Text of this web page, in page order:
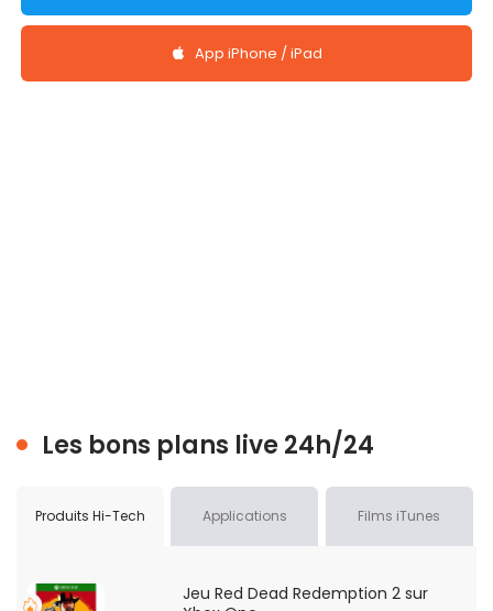
App iPhone / iPad
Les bons plans live 24h/24
Produits Hi-Tech Applications Films iTunes
Jeu Red Dead Redemption 2 sur